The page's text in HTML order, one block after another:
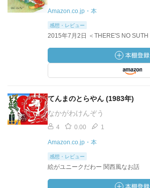
Amazon.co.jp・本
感想・レビュー
2015年7月2日 ＜THERE'S NO SUTH
てんまのとらやん (1983年)
なかがわけんぞう
4 0.00 1
Amazon.co.jp・本
感想・レビュー
絵がユニークだわー 関西風なお話